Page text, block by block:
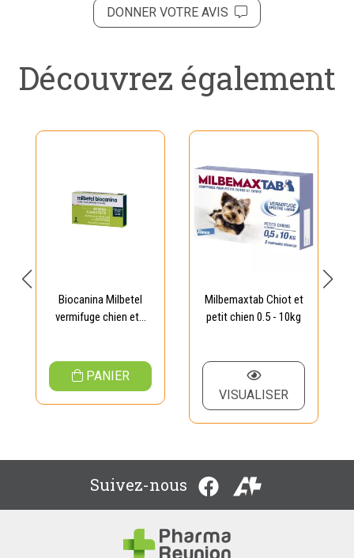
DONNER VOTRE AVIS
Découvrez également
Biocanina Milbetel
vermifuge chien et...
PANIER
Milbemaxtab Chiot et
petit chien 0.5 - 10kg
VISUALISER
Suivez-nous